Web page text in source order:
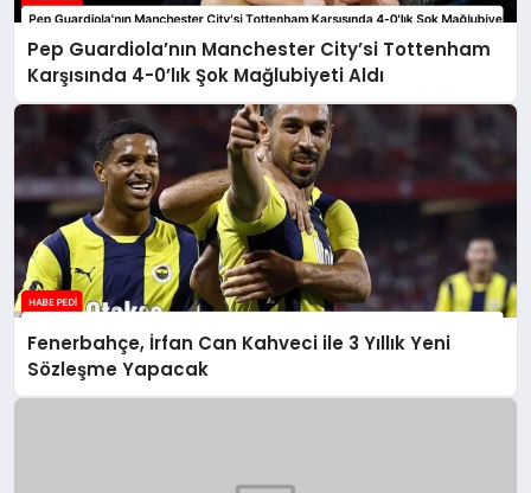
Pep Guardiola’nın Manchester City’si Tottenham
Karşısında 4-0’lık Şok Mağlubiyeti Aldı
Fenerbahçe, İrfan Can Kahveci ile 3 Yıllık Yeni
Sözleşme Yapacak